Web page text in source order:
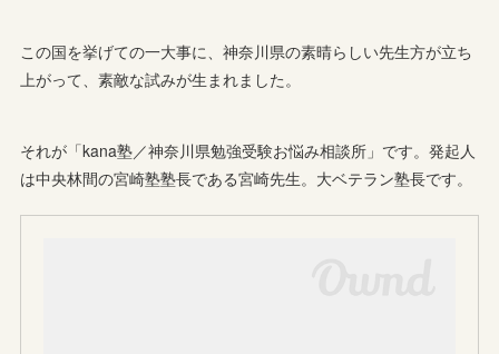
この国を挙げての一大事に、神奈川県の素晴らしい先生方が立ち
上がって、素敵な試みが生まれました。
それが「kana塾／神奈川県勉強受験お悩み相談所」です。発起人
は中央林間の宮崎塾塾長である宮崎先生。大ベテラン塾長です。